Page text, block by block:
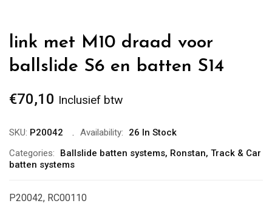
link met M10 draad voor
ballslide S6 en batten S14
€70,10 Inclusief btw
SKU: P20042 Availability:
26 In Stock
Categories:
Ballslide batten systems, Ronstan, Track & Car
batten systems
P20042, RC00110